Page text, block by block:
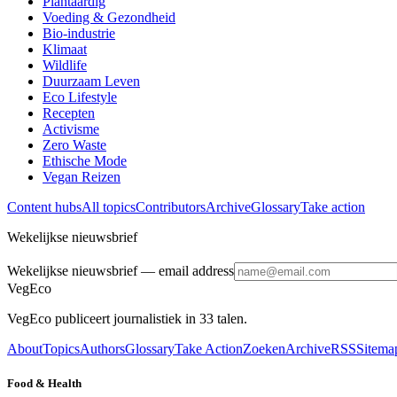
Voeding & Gezondheid
Bio-industrie
Klimaat
Wildlife
Duurzaam Leven
Eco Lifestyle
Recepten
Activisme
Zero Waste
Ethische Mode
Vegan Reizen
Content hubsAll topicsContributorsArchiveGlossaryTake action
Wekelijkse nieuwsbrief
Wekelijkse nieuwsbrief— email address
VegEco
VegEco publiceert journalistiek in 33 talen.
AboutTopicsAuthorsGlossaryTake ActionZoekenArchiveRSS
Food & Health